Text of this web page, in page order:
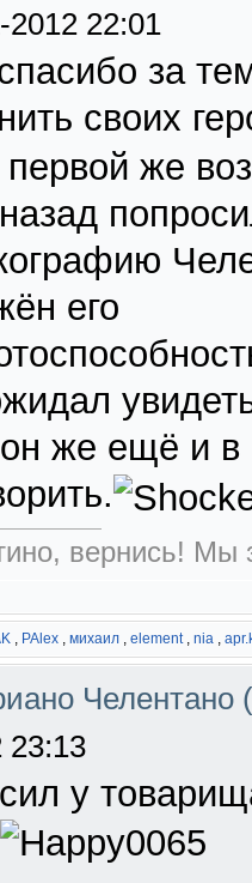
2012 22:01
за
своих
же
его
же ещё и в
вернись! Мы
, PAlex , михаил , element, nia ,
Челентано
23:13
у